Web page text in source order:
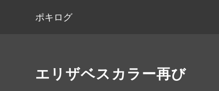
ポキログ
エリザベスカラー再び